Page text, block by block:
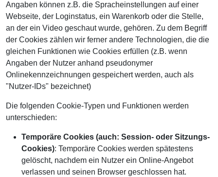
Angaben können z.B. die Spracheinstellungen auf einer
Webseite, der Loginstatus, ein Warenkorb oder die Stelle,
an der ein Video geschaut wurde, gehören. Zu dem Begriff
der Cookies zählen wir ferner andere Technologien, die die
gleichen Funktionen wie Cookies erfüllen (z.B. wenn
Angaben der Nutzer anhand pseudonymer
Onlinekennzeichnungen gespeichert werden, auch als
"Nutzer-IDs" bezeichnet)
Die folgenden Cookie-Typen und Funktionen werden
unterschieden:
Temporäre Cookies (auch: Session- oder Sitzungs-
Cookies): Temporäre Cookies werden spätestens
gelöscht, nachdem ein Nutzer ein Online-Angebot
verlassen und seinen Browser geschlossen hat.